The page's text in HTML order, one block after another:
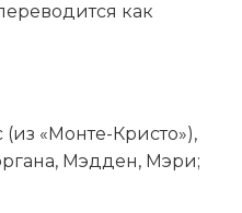
как
«Монте-Кристо»),
Мэдден, Мэри;